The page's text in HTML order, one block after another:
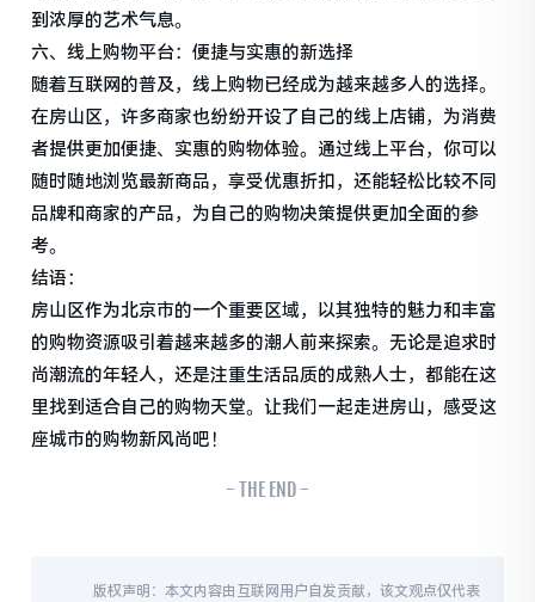
到浓厚的艺术气息。
六、线上购物平台：便捷与实惠的新选择
随着互联网的普及，线上购物已经成为越来越多人的选择。
在房山区，许多商家也纷纷开设了自己的线上店铺，为消费
者提供更加便捷、实惠的购物体验。通过线上平台，你可以
随时随地浏览最新商品，享受优惠折扣，还能轻松比较不同
品牌和商家的产品，为自己的购物决策提供更加全面的参
考。
结语：
房山区作为北京市的一个重要区域，以其独特的魅力和丰富
的购物资源吸引着越来越多的潮人前来探索。无论是追求时
尚潮流的年轻人，还是注重生活品质的成熟人士，都能在这
里找到适合自己的购物天堂。让我们一起走进房山，感受这
座城市的购物新风尚吧！
- THE END -
版权声明：本文内容由互联网用户自发贡献，该文观点仅代表